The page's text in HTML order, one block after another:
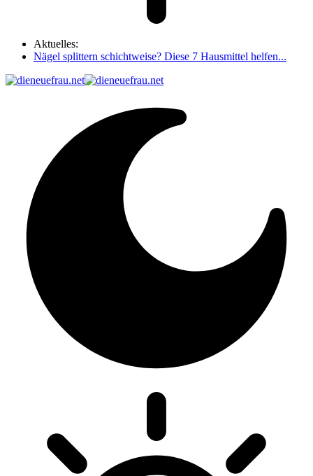
Aktuelles:
Nägel splittern schichtweise? Diese 7 Hausmittel helfen...